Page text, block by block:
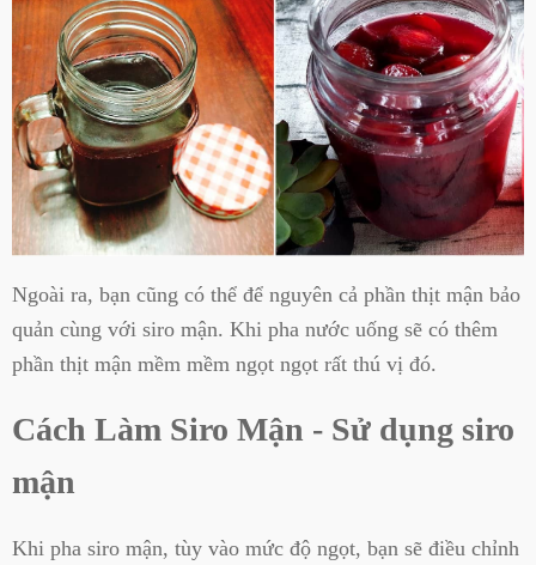
Ngoài ra, bạn cũng có thể để nguyên cả phần thịt mận bảo
quản cùng với siro mận. Khi pha nước uống sẽ có thêm
phần thịt mận mềm mềm ngọt ngọt rất thú vị đó.
Cách Làm Siro Mận - Sử dụng siro
mận
Khi pha siro mận, tùy vào mức độ ngọt, bạn sẽ điều chỉnh